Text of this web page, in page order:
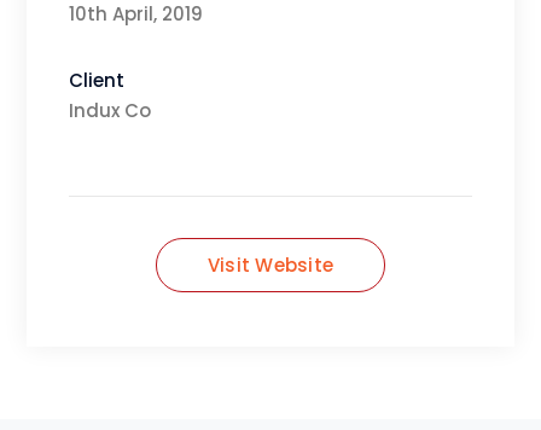
10th April, 2019
Client
Indux Co
Visit Website